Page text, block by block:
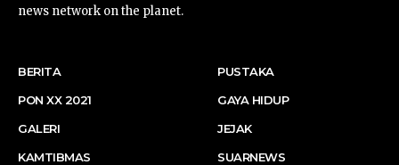
news network on the planet.
BERITA
PON XX 2021
GALERI
KAMTIBMAS
PUSTAKA
GAYA HIDUP
JEJAK
SUARNEWS